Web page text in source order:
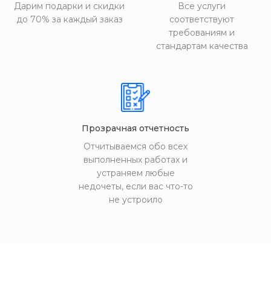
Дарим подарки и скидки
до 70% за каждый заказ
Все услуги
соответствуют
требованиям и
стандартам качества
Прозрачная отчетность
Отчитываемся обо всех
выполненных работах и
устраняем любые
недочеты, если вас что-то
не устроило